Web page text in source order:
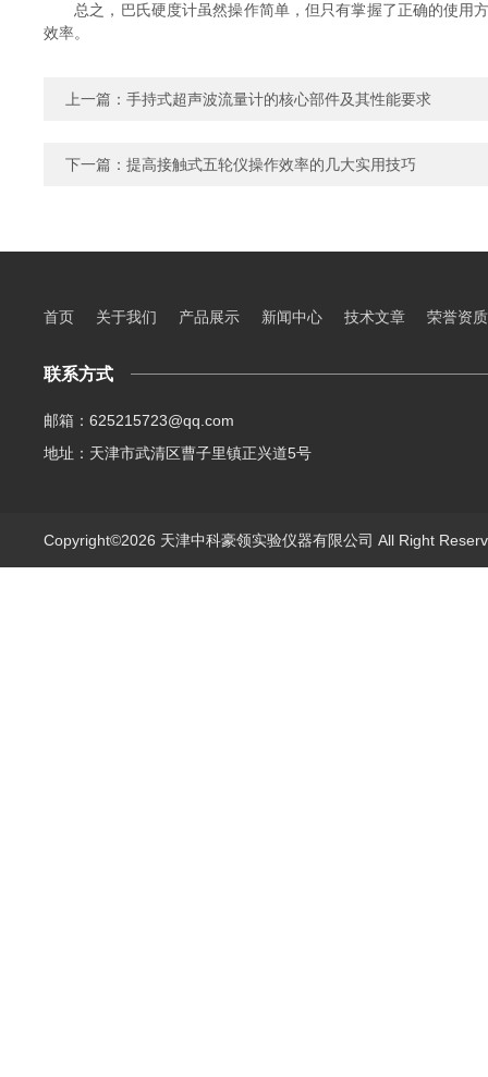
总之，巴氏硬度计虽然操作简单，但只有掌握了正确的使用方
效率。
上一篇： 手持式超声波流量计的核心部件及其性能要求
下一篇： 提高接触式五轮仪操作效率的几大实用技巧
首页 关于我们 产品展示 新闻中心 技术文章 荣誉资质
联系方式
邮箱：625215723@qq.com
地址：天津市武清区曹子里镇正兴道5号
Copyright©2026 天津中科豪领实验仪器有限公司 All Right